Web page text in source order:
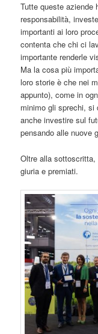
Tutte queste aziende
responsabilità,
importanti ai loro
contenta che chi ci
importante renderle
Ma la cosa più
loro storie è che nei
appunto), come in
minimo gli sprechi, si
anche investire sul
pensando alle nuove
Oltre alla
giuria e premiati.